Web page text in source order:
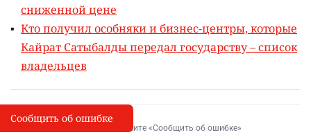
сниженной цене
Кто получил особняки и бизнес-центры, которые
Кайрат Сатыбалды передал государству – список
владельцев
I
Сообщить об опечатке
Выделите фрагмент и нажмите «Сообщить об ошибке»
Сообщить об ошибке